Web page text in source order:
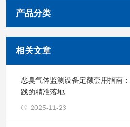
产品分类
相关文章
恶臭气体监测设备定额套用指南
践的精准落地
2025-11-23